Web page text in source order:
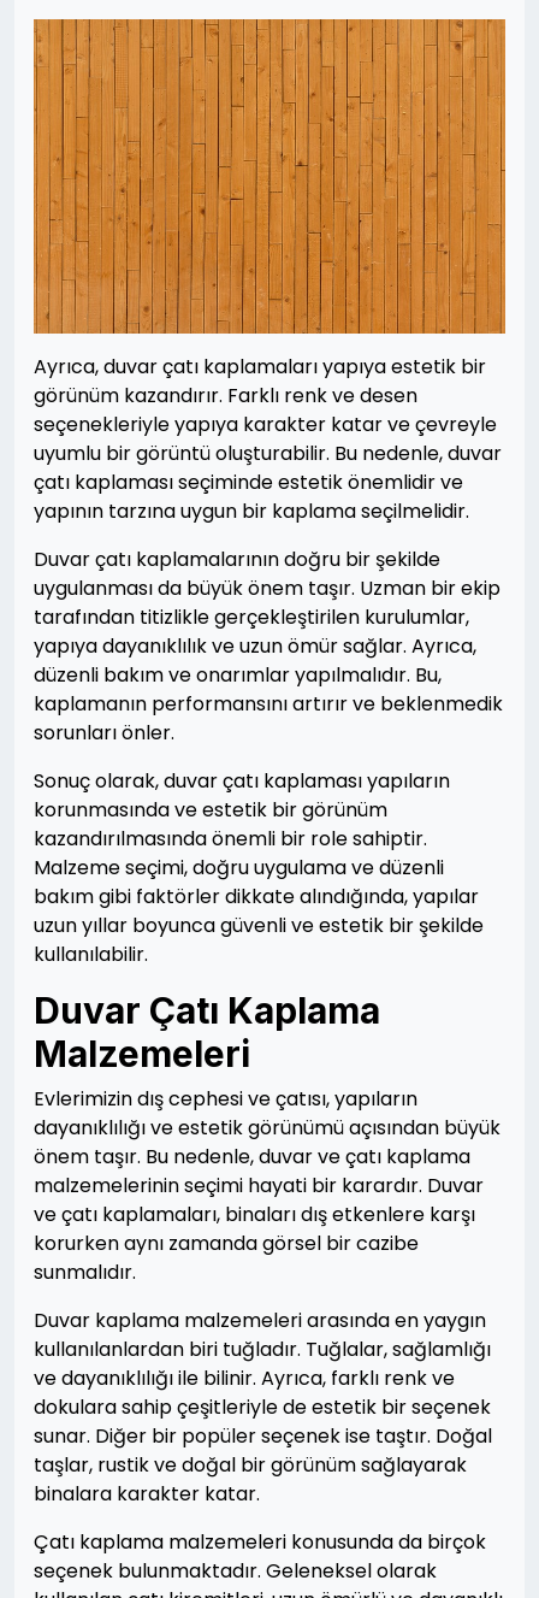
Ayrıca, duvar çatı kaplamaları yapıya estetik bir
görünüm kazandırır. Farklı renk ve desen
seçenekleriyle yapıya karakter katar ve çevreyle
uyumlu bir görüntü oluşturabilir. Bu nedenle, duvar
çatı kaplaması seçiminde estetik önemlidir ve
yapının tarzına uygun bir kaplama seçilmelidir.
Duvar çatı kaplamalarının doğru bir şekilde
uygulanması da büyük önem taşır. Uzman bir ekip
tarafından titizlikle gerçekleştirilen kurulumlar,
yapıya dayanıklılık ve uzun ömür sağlar. Ayrıca,
düzenli bakım ve onarımlar yapılmalıdır. Bu,
kaplamanın performansını artırır ve beklenmedik
sorunları önler.
Sonuç olarak, duvar çatı kaplaması yapıların
korunmasında ve estetik bir görünüm
kazandırılmasında önemli bir role sahiptir.
Malzeme seçimi, doğru uygulama ve düzenli
bakım gibi faktörler dikkate alındığında, yapılar
uzun yıllar boyunca güvenli ve estetik bir şekilde
kullanılabilir.
Duvar Çatı Kaplama
Malzemeleri
Evlerimizin dış cephesi ve çatısı, yapıların
dayanıklılığı ve estetik görünümü açısından büyük
önem taşır. Bu nedenle, duvar ve çatı kaplama
malzemelerinin seçimi hayati bir karardır. Duvar
ve çatı kaplamaları, binaları dış etkenlere karşı
korurken aynı zamanda görsel bir cazibe
sunmalıdır.
Duvar kaplama malzemeleri arasında en yaygın
kullanılanlardan biri tuğladır. Tuğlalar, sağlamlığı
ve dayanıklılığı ile bilinir. Ayrıca, farklı renk ve
dokulara sahip çeşitleriyle de estetik bir seçenek
sunar. Diğer bir popüler seçenek ise taştır. Doğal
taşlar, rustik ve doğal bir görünüm sağlayarak
binalara karakter katar.
Çatı kaplama malzemeleri konusunda da birçok
seçenek bulunmaktadır. Geleneksel olarak